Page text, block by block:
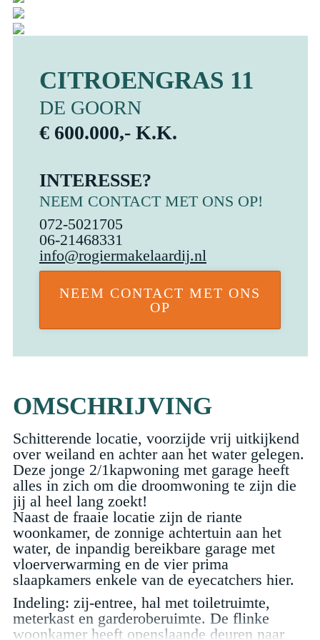
CITROENGRAS 11
DE GOORN
€ 600.000,- K.K.
INTERESSE?
NEEM CONTACT MET ONS OP!
072-5021705
06-21468331
info@rogiermakelaardij.nl
NEEM CONTACT MET ONS
OP
OMSCHRIJVING
Schitterende locatie, voorzijde vrij uitkijkend
over weiland en achter aan het water gelegen.
Deze jonge 2/1kapwoning met garage heeft
alles in zich om die droomwoning te zijn die
jij al heel lang zoekt!
Naast de fraaie locatie zijn de riante
woonkamer, de zonnige achtertuin aan het
water, de inpandig bereikbare garage met
vloerverwarming en de vier prima
slaapkamers enkele van de eyecatchers hier.
Indeling: zij-entree, hal met toiletruimte,
meterkast en garderoberuimte. De flinke
woonkamer heeft openslaande deuren naar